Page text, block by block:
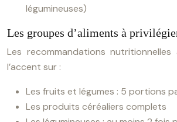
légumineuses)
Les groupes d’aliments à
Les recommandations
l’accent sur :
Les fruits et légumes : 5 portions
Les produits céréaliers complets